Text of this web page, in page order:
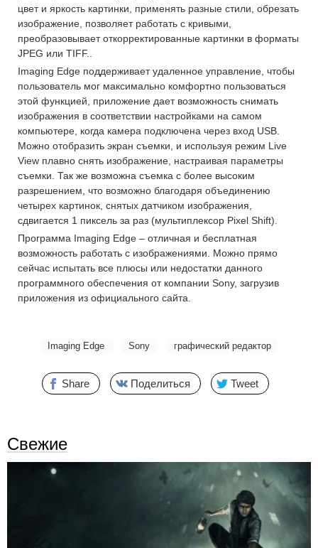
цвет и яркость картинки, применять разные стили, обрезать
изображение, позволяет работать с кривыми,
преобразовывает откорректированные картинки в форматы
JPEG или TIFF..
Imaging Edge поддерживает удаленное управление, чтобы
пользователь мог максимально комфортно пользоваться
этой функцией, приложение дает возможность снимать
изображения в соответствии настройками на самом
компьютере, когда камера подключена через вход USB.
Можно отобразить экран съемки, и используя режим Live
View плавно снять изображение, настраивая параметры
съемки. Так же возможна съемка с более высоким
разрешением, что возможно благодаря объединению
четырех картинок, снятых датчиком изображения,
сдвигается 1 пиксель за раз (мультиплексор Pixel Shift).
Программа Imaging Edge – отличная и бесплатная
возможность работать с изображениями. Можно прямо
сейчас испытать все плюсы или недостатки данного
программного обеспечения от компании Sony, загрузив
приложения из официального сайта.
Imaging Edge Sony графический редактор
Share Поделиться Tweet
Свежие